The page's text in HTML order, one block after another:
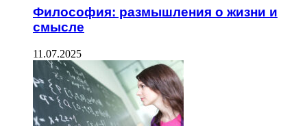
Философия: размышления о жизни и
смысле
11.07.2025